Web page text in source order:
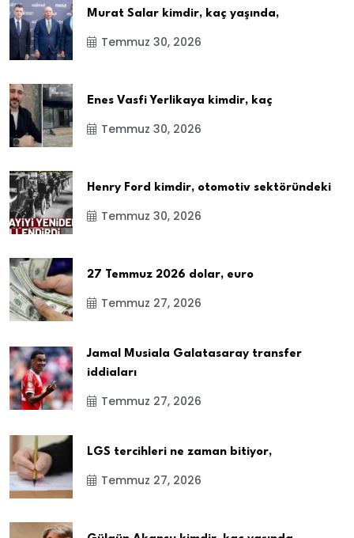
Murat Salar kimdir, kaç yaşında,
Temmuz 30, 2026
Enes Vasfi Yerlikaya kimdir, kaç
Temmuz 30, 2026
Henry Ford kimdir, otomotiv sektöründeki
Temmuz 30, 2026
27 Temmuz 2026 dolar, euro
Temmuz 27, 2026
Jamal Musiala Galatasaray transfer
iddiaları
Temmuz 27, 2026
LGS tercihleri ne zaman bitiyor,
Temmuz 27, 2026